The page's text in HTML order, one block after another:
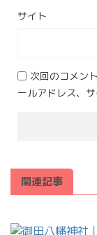
サイト
次回のコメン
ールアドレス、サ
関連記事